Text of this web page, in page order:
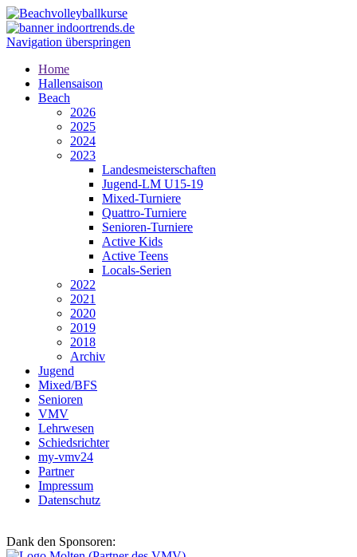
Navigation überspringen
Home
Hallensaison
Beach
2026
2025
2024
2023
Landesmeisterschaften
Jugend-LM U15-19
Mixed-Turniere
Quattro-Turniere
Senioren-Turniere
Active Kids
Active Teens
Locals-Serien
2022
2021
2020
2019
2018
Archiv
Jugend
Mixed/BFS
Senioren
VMV
Lehrwesen
Schiedsrichter
my-vmv24
Partner
Impressum
Datenschutz
Dank den Sponsoren: